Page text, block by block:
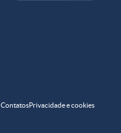
ContatosPrivacidade e cookies